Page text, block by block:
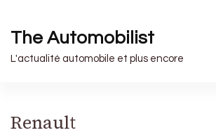
The Automobilist
L'actualité automobile et plus encore
Renault